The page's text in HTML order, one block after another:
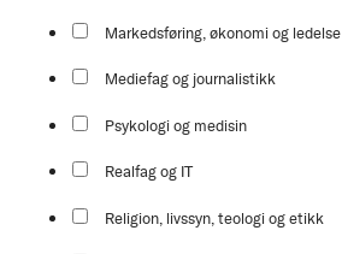
Markedsføring, økonomi og ledelse
Mediefag og journalistikk
Psykologi og medisin
Realfag og IT
Religion, livssyn, teologi og etikk